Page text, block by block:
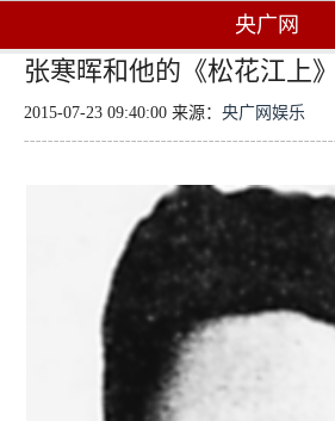
央广网
张寒晖和他的《松花江上》
2015-07-23 09:40:00 来源： 央广网娱乐